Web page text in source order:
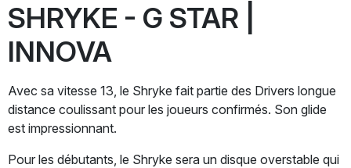
SHRYKE - G STAR |
INNOVA
Avec sa vitesse 13, le Shryke fait partie des Drivers longue
distance coulissant pour les joueurs confirmés. Son glide
est impressionnant.
Pour les débutants, le Shryke sera un disque overstable qui